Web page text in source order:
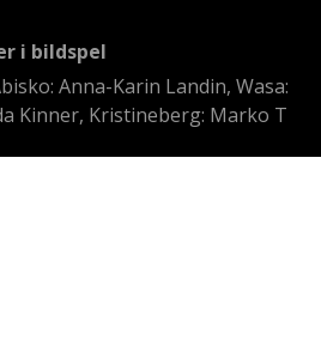
i bildspel
Anna-Karin Landin, Wasa:
Kinner, Kristineberg: Marko T